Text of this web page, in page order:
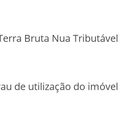
Bruta Nua Tributável
de utilização do imóvel